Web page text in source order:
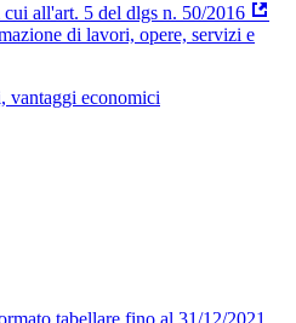
all'art. 5 del dlgs n. 50/2016
di lavori, opere, servizi e
vantaggi economici
tabellare fino al 31/12/2021